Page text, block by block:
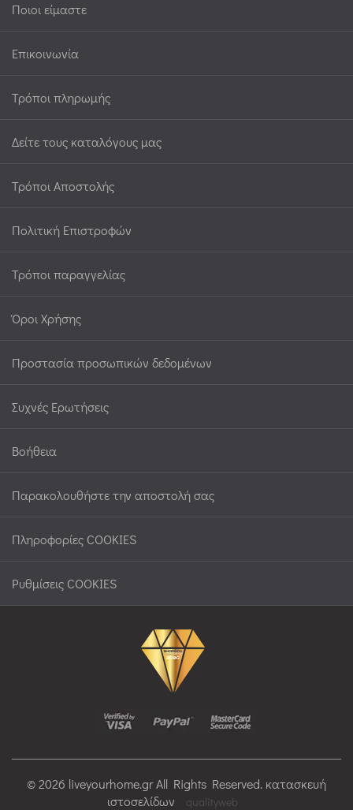
Ποιοι είμαστε
Επικοινωνία
Τρόποι πληρωμής
Δείτε τους καταλόγους μας
Τρόποι Αποστολής
Πολιτική Επιστροφών
Τρόποι παραγγελίας
Όροι Χρήσης
Προστασία προσωπικών δεδομένων
Συχνές Ερωτήσεις
Βοήθεια
Παρακολουθήστε την αποστολή σας
Πληροφορίες COOKIES
Ρυθμίσεις COOKIES
© 2026 liveyourhome.gr All Rights Reserved. κατασκευή
ιστοσελίδων
qualityweb